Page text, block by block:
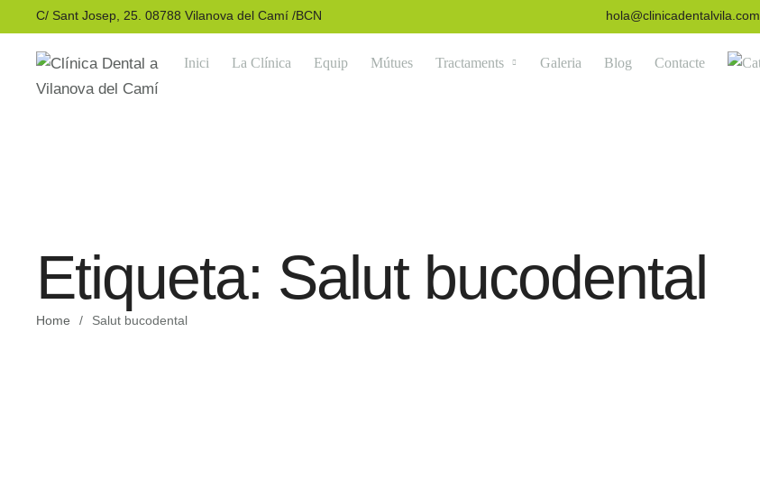
C/ Sant Josep, 25. 08788 Vilanova del Camí /BCN hola@clinicadentalvila.com
Inici La Clínica Equip Mútues Tractaments Galeria Blog
Contacte
Etiqueta: Salut bucodental
Home / Salut bucodental